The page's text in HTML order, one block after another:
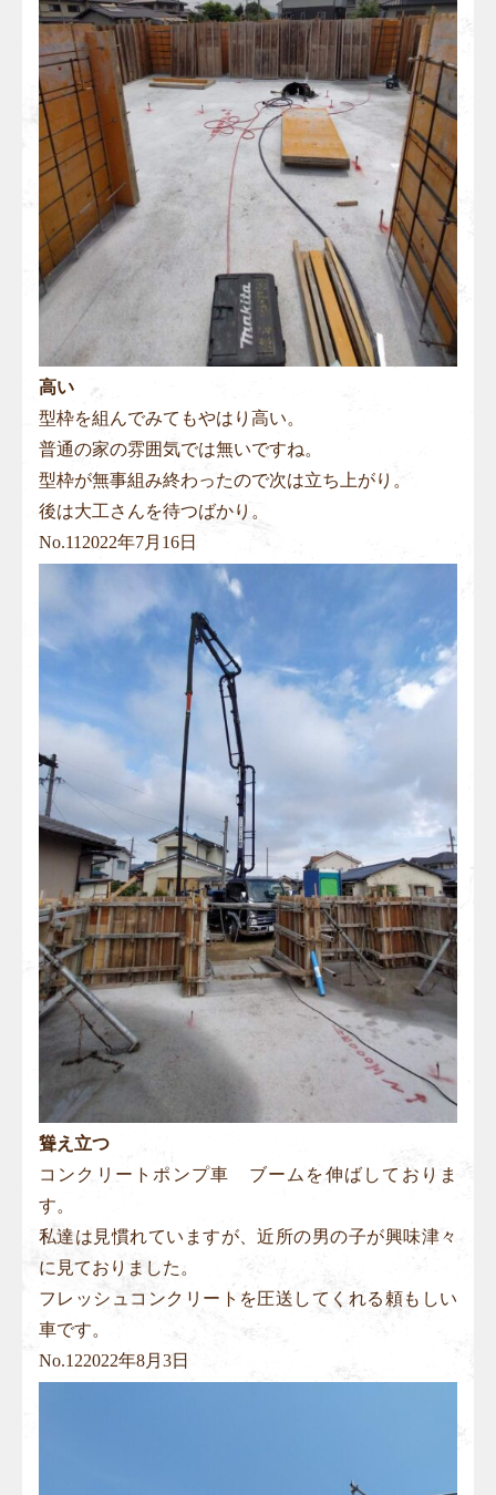
高い
型枠を組んでみてもやはり高い。
普通の家の雰囲気では無いですね。
型枠が無事組み終わったので次は立ち上がり。
後は大工さんを待つばかり。
No.11 2022年7月16日
聳え立つ
コンクリートポンプ車 ブームを伸ばしておりま
す。
私達は見慣れていますが、近所の男の子が興味津々
に見ておりました。
フレッシュコンクリートを圧送してくれる頼もしい
車です。
No.122022年8月3日